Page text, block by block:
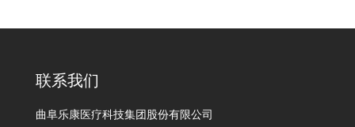
联系我们
曲阜乐康医疗科技集团股份有限公司